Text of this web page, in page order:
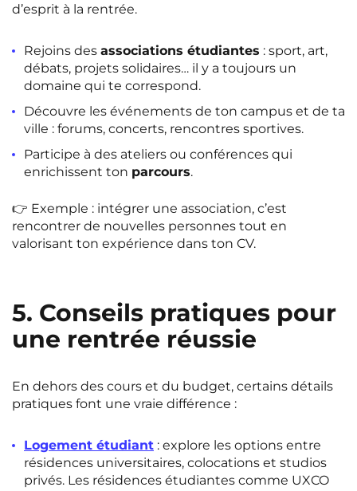
d’esprit à la rentrée.
Rejoins des associations étudiantes : sport, art,
débats, projets solidaires… il y a toujours un
domaine qui te correspond.
Découvre les événements de ton campus et de ta
ville : forums, concerts, rencontres sportives.
Participe à des ateliers ou conférences qui
enrichissent ton parcours.
👉 Exemple : intégrer une association, c’est
rencontrer de nouvelles personnes tout en
valorisant ton expérience dans ton CV.
5. Conseils pratiques pour
une rentrée réussie
En dehors des cours et du budget, certains détails
pratiques font une vraie différence :
Logement étudiant : explore les options entre
résidences universitaires, colocations et studios
privés. Les résidences étudiantes comme UXCO